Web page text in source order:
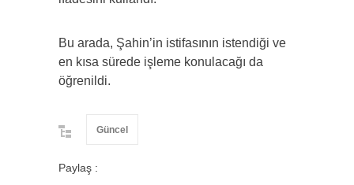
Bu arada, Şahin’in istifasının istendiği ve
en kısa sürede işleme konulacağı da
öğrenildi.
Güncel
Paylaş :